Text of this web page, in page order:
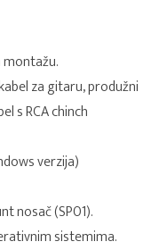
montažu.
za gitaru, produžni
s RCA chinch
verzija)
nosač (SP01).
sistemima.